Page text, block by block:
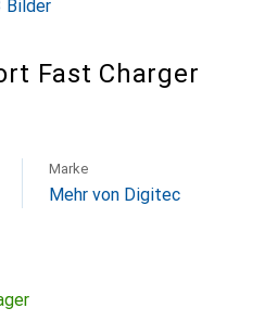
Bilder
Fast Charger
Marke
Mehr von Digitec